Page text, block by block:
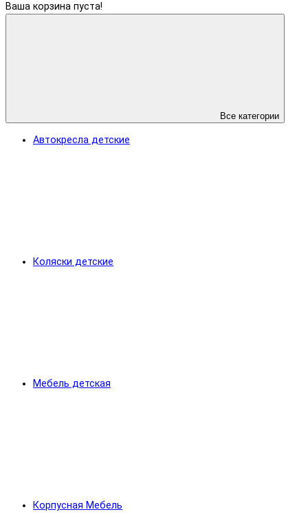
Ваша корзина пуста!
Все категории
Автокресла детские
Коляски детские
Мебель детская
Корпусная Мебель